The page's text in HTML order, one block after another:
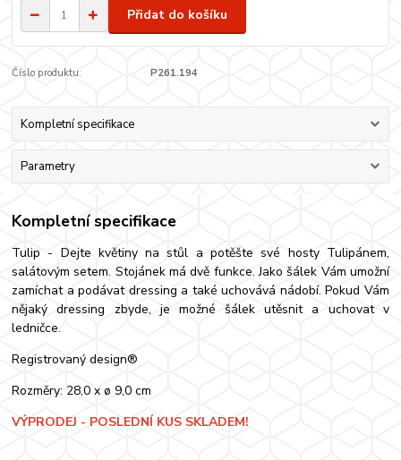
Přidat do košíku
Číslo produktu: P261.194
Kompletní specifikace
Parametry
Kompletní specifikace
Tulip - Dejte květiny na stůl a potěšte své hosty Tulipánem,
salátovým setem. Stojánek má dvě funkce. Jako šálek Vám umožní
zamíchat a podávat dressing a také uchovává nádobí. Pokud Vám
nějaký dressing zbyde, je možné šálek utěsnit a uchovat v
ledničce.
Registrovaný design®
Rozměry: 28,0 x ø 9,0 cm
VÝPRODEJ - POSLEDNÍ KUS SKLADEM!